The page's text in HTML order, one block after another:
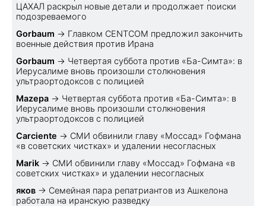
ЦАХАЛ раскрыл новые детали и продолжает поиски
подозреваемого
Gorbaum → Главком CENTCOM предложил закончить
военные действия против Ирана
Gorbaum → Четвертая суббота против «Ба-Симта»: в
Иерусалиме вновь произошли столкновения
ультраортодоксов с полицией
Mazepa → Четвертая суббота против «Ба-Симта»: в
Иерусалиме вновь произошли столкновения
ультраортодоксов с полицией
Carciente → СМИ обвинили главу «Моссад» Гофмана
«в советских чистках» и удалении несогласных
Marik → СМИ обвинили главу «Моссад» Гофмана «в
советских чистках» и удалении несогласных
яков → Семейная пара репатриантов из Ашкелона
работала на иранскую разведку